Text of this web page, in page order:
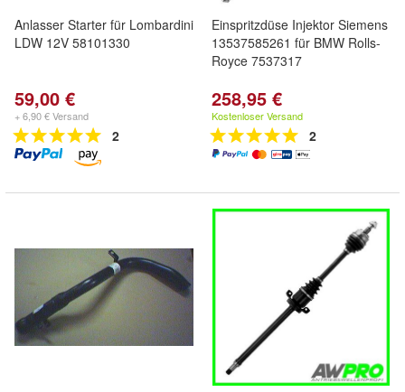
Anlasser Starter für Lombardini
LDW 12V 58101330
59,00 €
+ 6,90 € Versand
2
Einspritzdüse Injektor Siemens
13537585261 für BMW Rolls-
Royce 7537317
258,95 €
Kostenloser Versand
2